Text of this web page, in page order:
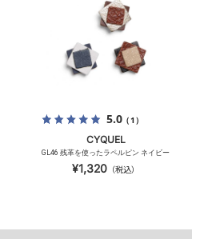
5.0（1）
CYQUEL
GL46 残革を使ったラペルピン ネイビー
¥1,320 （税込）